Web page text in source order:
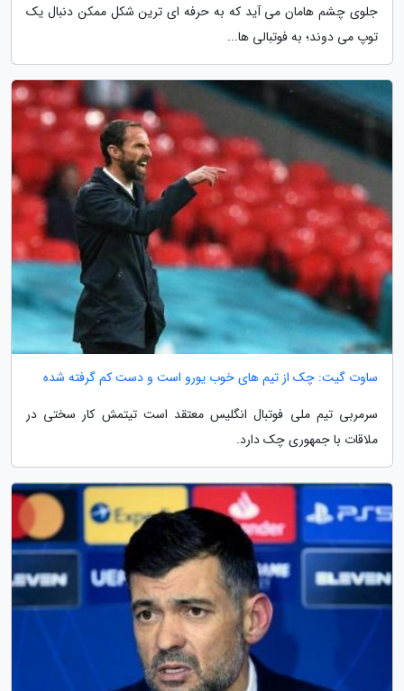
جلوی چشم هامان می آید که به حرفه ای ترین شکل ممکن دنبال یک
توپ می دوند؛ به فوتبالی ها...
ساوت گیت: چک از تیم های خوب یورو است و دست کم گرفته شده
سرمربی تیم ملی فوتبال انگلیس معتقد است تیتمش کار سختی در
ملاقات با جمهوری چک دارد.